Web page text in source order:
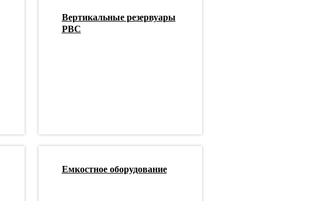
Вертикальные резервуары
РВС
Емкостное оборудование